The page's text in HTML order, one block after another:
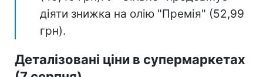
діяти знижка на олію "Премія" (52,99
грн).
Деталізовані ціни в супермаркетах